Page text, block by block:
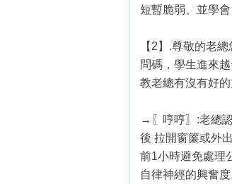
短暫脆弱、並學
【2】.尊敬的老
問碼，學生進來
教老總有沒有好
→〖哼哼〗:老總
後 拉開窗簾或外
前1小時避免處理
自律神經的興奮度